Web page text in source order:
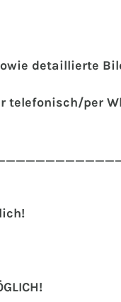
detaillierte
telefonisch/per